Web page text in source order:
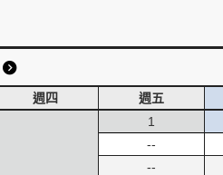
週四 週五
1
--
--